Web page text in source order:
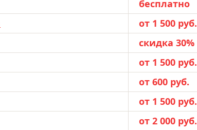
бесплатно
от 1 500 руб.
скидка 30%
от 1 500 руб.
от 600 руб.
от 1 500 руб.
от 2 000 руб.